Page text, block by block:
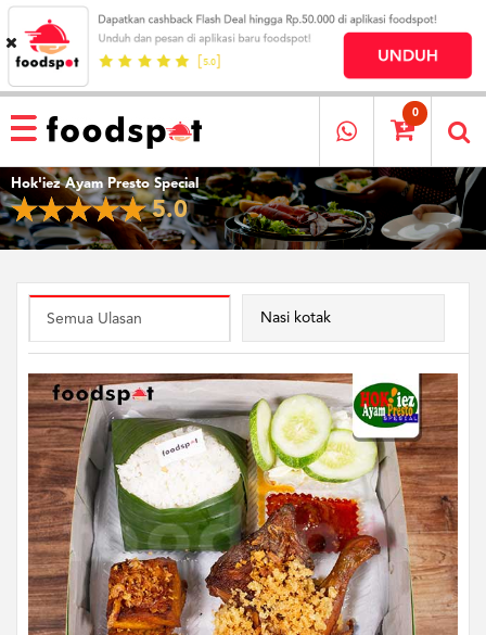
HOME
MENU
RESTAURANT
CARA
PESAN
OUR
KATA
MEREKA
KATALOG
LOYALTY
PROGRAM
FAQ
ABOUT
US
CATERERS
BLOG
TERMS
CONDITIONS
0
Hok'iez Ayam Presto Special
5.0
Semua Ulasan Nasi kotak